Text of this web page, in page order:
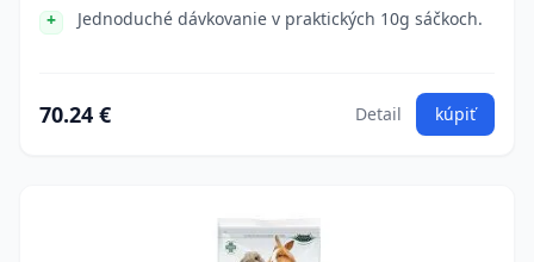
Jednoduché dávkovanie v praktických 10g sáčkoch.
70.24 € Detail kúpiť